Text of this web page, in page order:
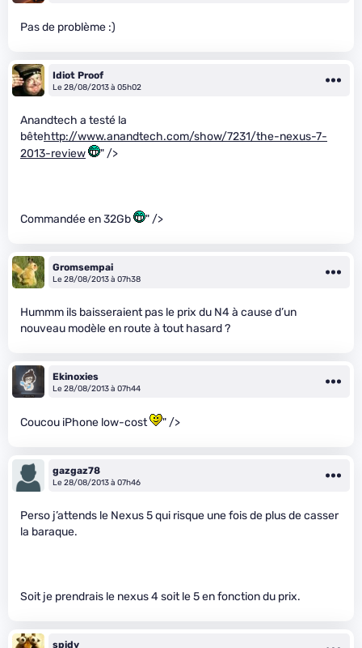
Pas de problème :)
Idiot Proof
Le 28/08/2013 à 05h02
Anandtech a testé la
bêtehttp://www.anandtech.com/show/7231/the-nexus-7-
2013-review
" />
Commandée en 32Gb " />
Gromsempai
Le 28/08/2013 à 07h38
Hummm ils baisseraient pas le prix du N4 à cause d’un
nouveau modèle en route à tout hasard ?
Ekinoxies
Le 28/08/2013 à 07h44
Coucou iPhone low-cost " />
gazgaz78
Le 28/08/2013 à 07h46
Perso j’attends le Nexus 5 qui risque une fois de plus de casser
la baraque.
Soit je prendrais le nexus 4 soit le 5 en fonction du prix.
spidy